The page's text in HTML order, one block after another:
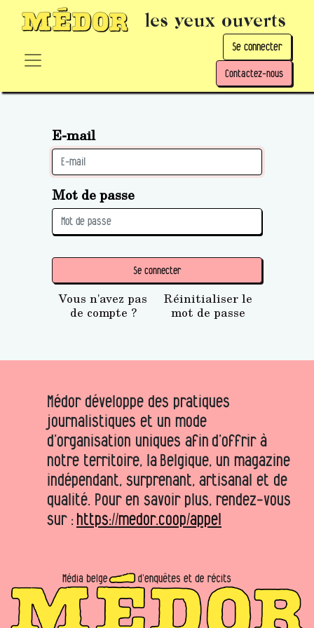
les yeux ouverts
Se connecter
Contactez-nous
E-mail
Mot de passe
Se connecter
Vous n'avez pas
de compte ?
Réinitialiser le
mot de passe
Médor développe des pratiques
journalistiques et un mode
d’organisation uniques afin d’offrir à
notre territoire, la Belgique, un magazine
indépendant, surprenant, artisanal et de
qualité. Pour en savoir plus, rendez-vous
sur : https://medor.coop/appel